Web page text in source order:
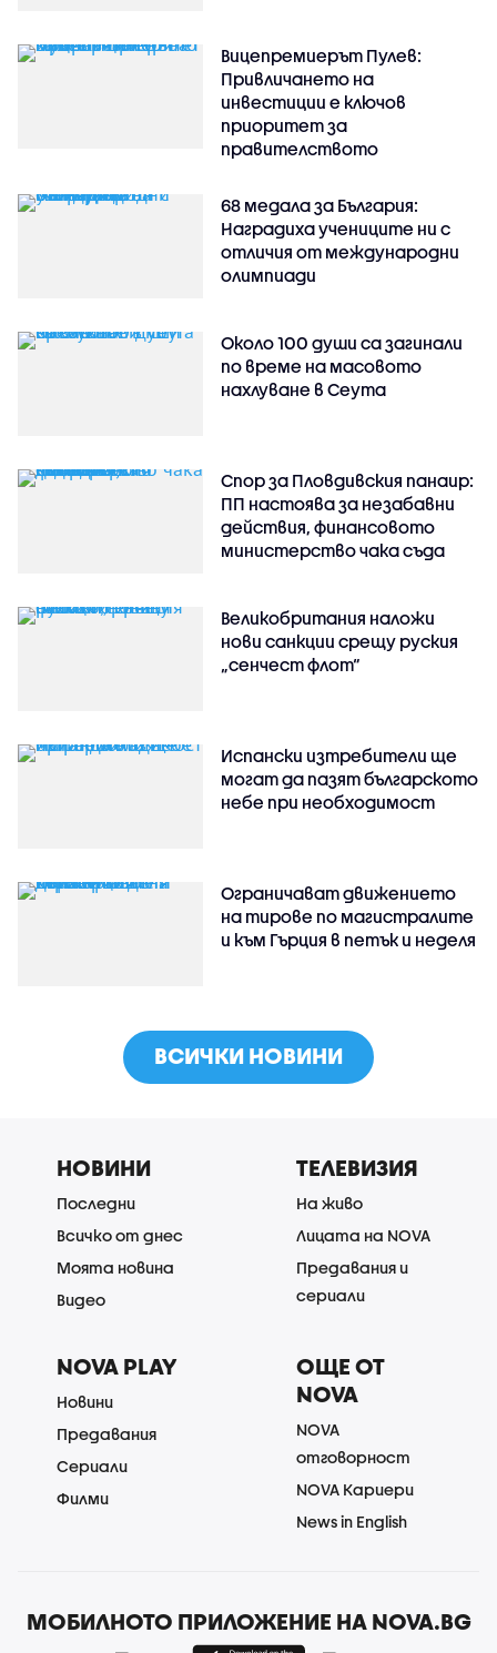
Вицепремиерът Пулев:
Привличането на
инвестиции е ключов
приоритет за
правителството
68 медала за България:
Наградиха учениците ни с
отличия от международни
олимпиади
Около 100 души са загинали
по време на масовото
нахлуване в Сеута
Спор за Пловдивския панаир:
ПП настоява за незабавни
действия, финансовото
министерство чака съда
Великобритания наложи
нови санкции срещу руския
„сенчест флот“
Испански изтребители ще
могат да пазят българското
небе при необходимост
Ограничават движението
на тирове по магистралите
и към Гърция в петък и неделя
ВСИЧКИ НОВИНИ
НОВИНИ
Последни
Всичко от днес
Моята новина
Видео
ТЕЛЕВИЗИЯ
На живо
Лицата на NOVA
Предавания и
сериали
NOVA PLAY
Новини
Предавания
Сериали
Филми
ОЩЕ ОТ
NOVA
NOVA
отговорност
NOVA Кариери
News in English
МОБИЛНОТО ПРИЛОЖЕНИЕ НА NOVA.BG